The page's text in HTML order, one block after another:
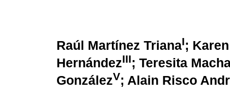
Raúl Martínez TrianaI;
HernándezIII; Teresita
GonzálezV; Alain Risco